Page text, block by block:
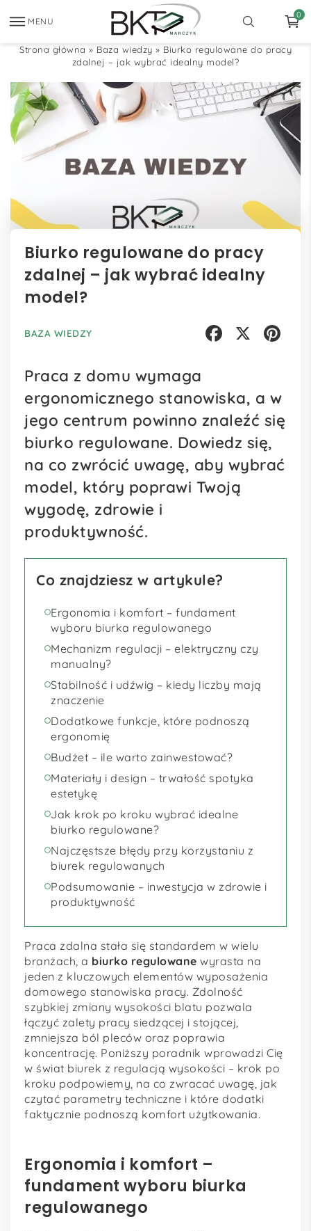
MENU
0
Strona główna » Baza wiedzy » Biurko regulowane do pracy
zdalnej – jak wybrać idealny model?
Biurko regulowane do pracy
zdalnej – jak wybrać idealny
model?
BAZA WIEDZY
Praca z domu wymaga
ergonomicznego stanowiska, a w
jego centrum powinno znaleźć się
biurko regulowane. Dowiedz się,
na co zwrócić uwagę, aby wybrać
model, który poprawi Twoją
wygodę, zdrowie i
produktywność.
Co znajdziesz w artykule?
Ergonomia i komfort – fundament
wyboru biurka regulowanego
Mechanizm regulacji – elektryczny czy
manualny?
Stabilność i udźwig – kiedy liczby mają
znaczenie
Dodatkowe funkcje, które podnoszą
ergonomię
Budżet – ile warto zainwestować?
Materiały i design – trwałość spotyka
estetykę
Jak krok po kroku wybrać idealne
biurko regulowane?
Najczęstsze błędy przy korzystaniu z
biurek regulowanych
Podsumowanie – inwestycja w zdrowie i
produktywność
Praca zdalna stała się standardem w wielu
branżach, a biurko regulowane wyrasta na
jeden z kluczowych elementów wyposażenia
domowego stanowiska pracy. Zdolność
szybkiej zmiany wysokości blatu pozwala
łączyć zalety pracy siedzącej i stojącej,
zmniejsza ból pleców oraz poprawia
koncentrację. Poniższy poradnik wprowadzi Cię
w świat biurek z regulacją wysokości – krok po
kroku podpowiemy, na co zwracać uwagę, jak
czytać parametry techniczne i które dodatki
faktycznie podnoszą komfort użytkowania.
Ergonomia i komfort –
fundament wyboru biurka
regulowanego